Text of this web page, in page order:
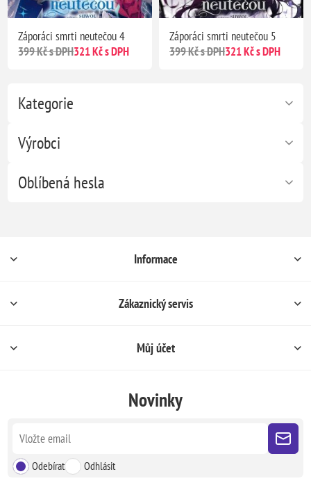
Kategorie
Výrobci
Oblíbená hesla
Záporáci smrti neutečou 4
399 Kč s DPH321 Kč s DPH
Záporáci smrti neutečou 5
399 Kč s DPH321 Kč s DPH
Informace
Zákaznický servis
Můj účet
Novinky
Odebírat Odhlásit